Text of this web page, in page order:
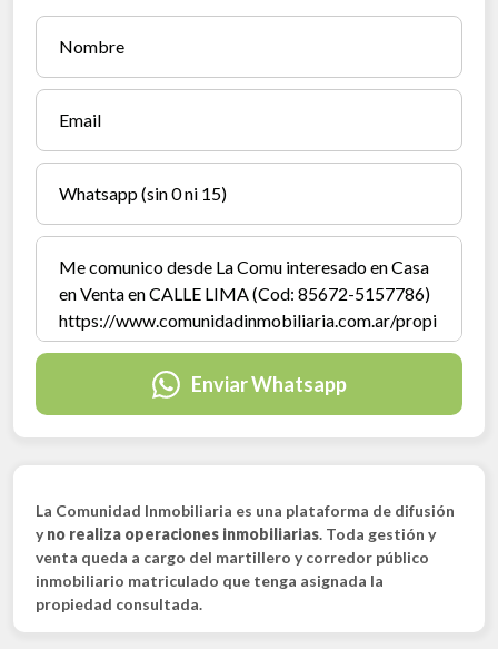
Enviar Whatsapp
La Comunidad Inmobiliaria es una plataforma de difusión
yno realiza operaciones inmobiliarias. Toda gestión y
venta queda a cargo del martillero y corredor público
inmobiliario matriculado que tenga asignada la
propiedad consultada.